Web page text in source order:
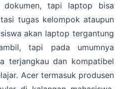
dokumen, tapi laptop bisa
tugas kelompok ataupun
akan laptop tergantung
tapi pada umumnya
terjangkau dan kompatibel
Acer termasuk produsen